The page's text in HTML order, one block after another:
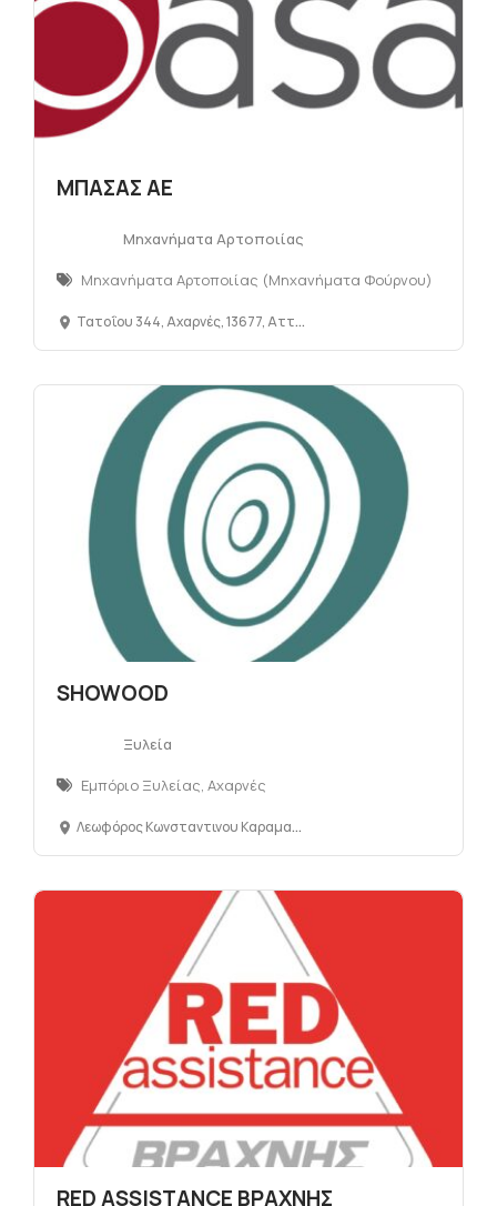
ΜΠΑΣΑΣ ΑΕ
Μηχανήματα Αρτοποιίας
Μηχανήματα Αρτοποιίας (Μηχανήματα Φούρνου)
Τατοΐου 344, Αχαρνές, 13677, Αττική, Ελλάδα
SHOWOOD
Ξυλεία
Εμπόριο Ξυλείας, Αχαρνές
Λεωφόρος Κωνσταντινου Καραμανλή 186, Αχαρνές Αττικής 136 72, Ελλάδα
RED ASSISTANCE ΒΡΑΧΝΗΣ